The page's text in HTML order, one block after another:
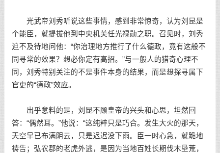
光武帝刘秀听说这些事情，感到非常惊奇，认为刘昆是
个能臣，就提拔他到中央机关任光禄勋之职。召见时，刘秀
迫不及待地问他：“你治理地方推行了什么德政，竟有这般不
同寻常的效果？想必你定有高招。”与一般人的猎奇心理不
同，刘秀特别关注的不是事件本身的结果，而是想探寻属下
官吏的“德政”效应。
出乎意料的是，刘昆不顾皇帝的兴头和心思，坦然回
答：“偶然耳。”他说：“这纯粹只是巧合。发生大火的那天，
天空早已布满阴云，只是迟迟没下雨。臣一时心急，就跪地
祷告；弘农郡的老虎外逃，是因为当地百姓长期伐木垦荒，